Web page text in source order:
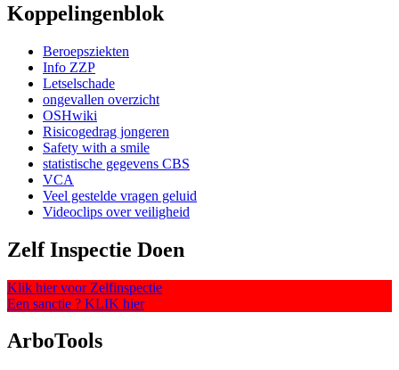
Koppelingenblok
Beroepsziekten
Info ZZP
Letselschade
ongevallen overzicht
OSHwiki
Risicogedrag jongeren
Safety with a smile
statistische gegevens CBS
VCA
Veel gestelde vragen geluid
Videoclips over veiligheid
Zelf Inspectie Doen
Klik hier voor Zelfinspectie
Een sanctie ? KLIK hier
ArboTools